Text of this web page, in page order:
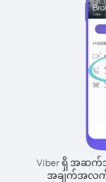
Viber ရှိ အဆက်
အချက်အလက် မ